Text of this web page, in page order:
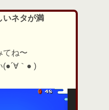
いネタが満
てね〜
(●´∀｀● )